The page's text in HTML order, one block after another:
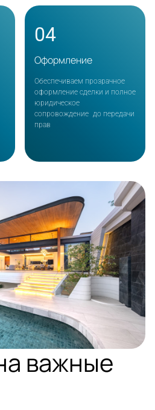
04
Оформление
Обеспечиваем прозрачное
оформление сделки и полное
юридическое
сопровождение до передачи
прав
PHUKETважные